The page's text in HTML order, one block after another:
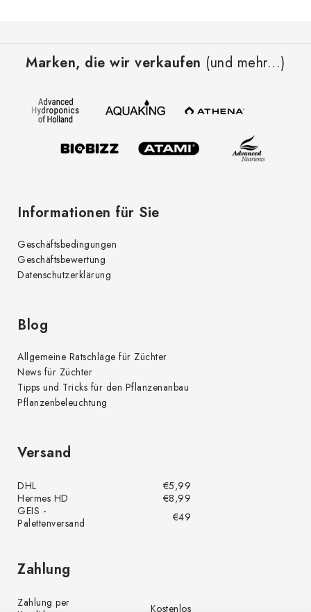
Marken, die wir verkaufen (und mehr...)
Informationen für Sie
Geschäftsbedingungen
Geschäftsbewertung
Datenschutzerklärung
Blog
Allgemeine Ratschläge für Züchter
News für Züchter
Tipps und Tricks für den Pflanzenanbau
Pflanzenbeleuchtung
Versand
DHL
€5,99
Hermes HD
€8,99
GEIS -
Palettenversand
€49
Zahlung
Zahlung per
Kostenlos